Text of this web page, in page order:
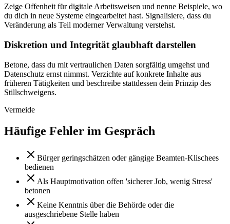
Zeige Offenheit für digitale Arbeitsweisen und nenne Beispiele, wo
du dich in neue Systeme eingearbeitet hast. Signalisiere, dass du
Veränderung als Teil moderner Verwaltung verstehst.
Diskretion und Integrität glaubhaft darstellen
Betone, dass du mit vertraulichen Daten sorgfältig umgehst und
Datenschutz ernst nimmst. Verzichte auf konkrete Inhalte aus
früheren Tätigkeiten und beschreibe stattdessen dein Prinzip des
Stillschweigens.
Vermeide
Häufige Fehler im Gespräch
Bürger geringschätzen oder gängige Beamten-Klischees
bedienen
Als Hauptmotivation offen 'sicherer Job, wenig Stress'
betonen
Keine Kenntnis über die Behörde oder die
ausgeschriebene Stelle haben